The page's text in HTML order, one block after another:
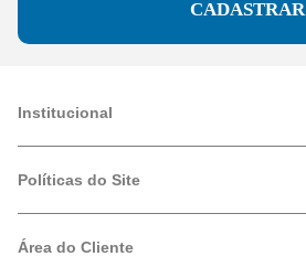
CADASTRAR
Institucional
Trabalhe Conosco
Políticas do Site
Política de Privacidade
Área do Cliente